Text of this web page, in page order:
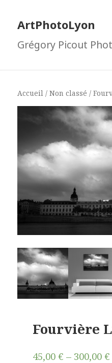
ArtPhotoLyon
Grégory Picout
Accueil /Non classé /
Fourvière
45,00 € – 300,00 €